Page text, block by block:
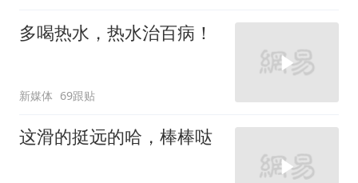
多喝热水，热水治百病！
新媒体 69跟贴
这滑的挺远的哈，棒棒哒